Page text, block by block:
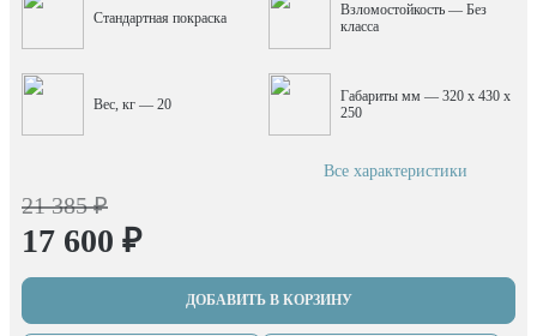
Стандартная покраска
Взломостойкость — Без
класса
Вес, кг — 20
Габариты мм — 320 x 430 x
250
Все характеристики
21 385 ₽
17 600 ₽
ДОБАВИТЬ В КОРЗИНУ